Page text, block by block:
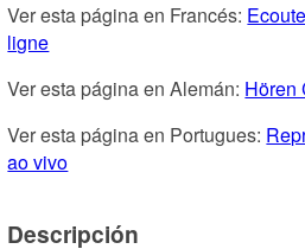
Ver esta página en Francés:
ligne
Ver esta página en Alemán: Hören
Ver esta página en Portugues:
ao vivo
Descripción